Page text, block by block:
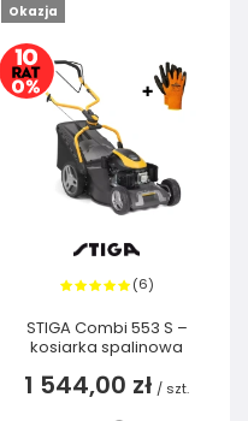
Okazja
(6)
STIGA Combi 553 S –
kosiarka spalinowa
1 544,00 zł / szt.